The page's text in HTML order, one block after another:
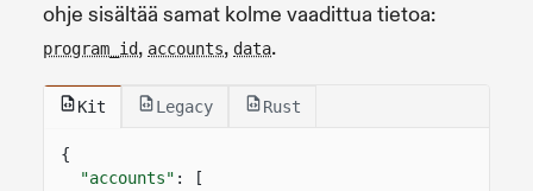
ohje sisältää samat kolme vaadittua tietoa:
program_id, accounts, data.
Kit Legacy Rust
{
"accounts" : [